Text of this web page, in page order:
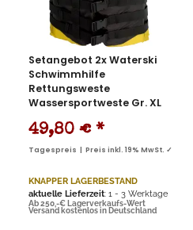
Setangebot 2x Waterski
Schwimmhilfe
Rettungsweste
Wassersportweste Gr. XL
49,80 € *
Tagespreis | Preis inkl. 19% MwSt. ✓
KNAPPER LAGERBESTAND
aktuelle Lieferzeit: 1 - 3 Werktage
Ab 250,-€ Lagerverkaufs-Wert
Versand kostenlos in Deutschland